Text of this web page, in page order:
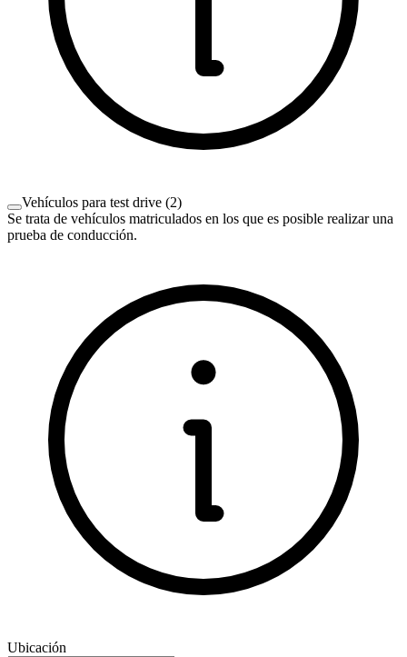
Vehículos para test drive (2)
Se trata de vehículos matriculados en los que es posible realizar una
prueba de conducción.
Ubicación